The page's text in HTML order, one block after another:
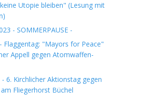
Utopie bleiben" (Lesung mit
- SOMMERPAUSE -
Flaggentag: "Mayors for Peace"
Appell gegen Atomwaffen-
- 6. Kirchlicher Aktionstag gegen
Fliegerhorst Büchel